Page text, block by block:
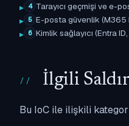
4 Tarayıcı geçmişi ve e-
5 E-posta güvenlik (M365
6 Kimlik sağlayıcı (Entra
İlgili
Bu IoC ile ilişkili